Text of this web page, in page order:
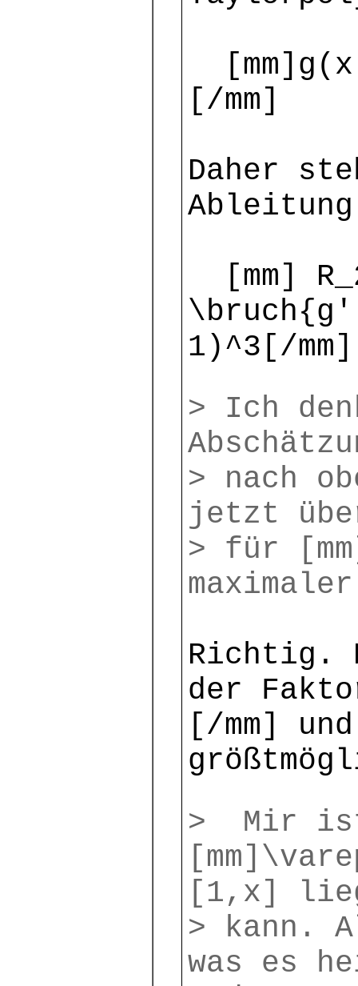
[/mm]
Daher
[mm]
1)^3[/mm]
> Ich
> nach
jetzt
> für
Richtig.
der
[/mm]
> Mir
[1,x]
> kann.
was es